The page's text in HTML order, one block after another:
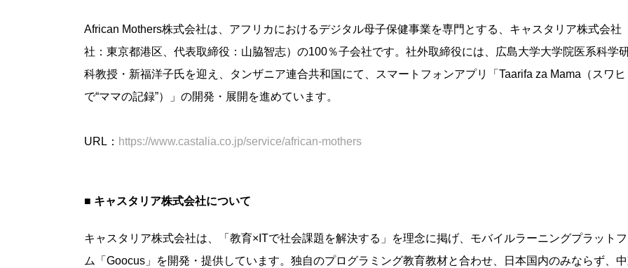
African Mothers株式会社は、アフリカにおけるデジタル母子保健事業を専門とする、キャスタリア株式会社
社：東京都港区、代表取締役：山脇智志）の100％子会社です。社外取締役には、広島大学大学院医系科学
科教授・新福洋子氏を迎え、タンザニア連合共和国にて、スマートフォンアプリ「Taarifa za Mama（スワヒ
で“ママの記録”）」の開発・展開を進めています。
URL： https://www.castalia.co.jp/service/african-mothers
■ キャスタリア株式会社について
キャスタリア株式会社は、「教育×ITで社会課題を解決する」を理念に掲げ、モバイルラーニングプラット
ム「Goocus」を開発・提供しています。独自のプログラミング教育教材と合わせ、日本国内のみならず、中